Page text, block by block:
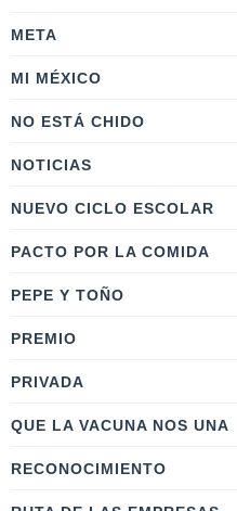
META
MI MÉXICO
NO ESTÁ CHIDO
NOTICIAS
NUEVO CICLO ESCOLAR
PACTO POR LA COMIDA
PEPE Y TOÑO
PREMIO
PRIVADA
QUE LA VACUNA NOS UNA
RECONOCIMIENTO